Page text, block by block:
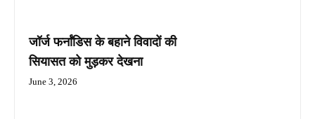
जॉर्ज फर्नांडिस के बहाने विवादों की
सियासत को मुड़कर देखना
June 3, 2026